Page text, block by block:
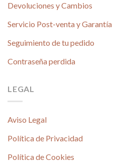
Devoluciones y Cambios
Servicio Post-venta y Garantía
Seguimiento de tu pedido
Contraseña perdida
LEGAL
Aviso Legal
Política de Privacidad
Política de Cookies